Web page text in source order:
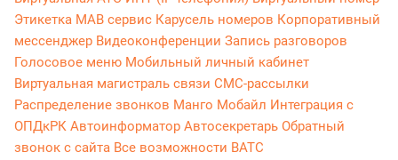
Этикетка МАВ сервис Карусель номеров Корпоративный
мессенджер Видеоконференции Запись разговоров
Голосовое меню Мобильный личный кабинет
Виртуальная магистраль связи СМС-рассылки
Распределение звонков Манго Мобайл Интеграция с
ОПДкРК Автоинформатор Автосекретарь Обратный
звонок с сайта Все возможности ВАТС